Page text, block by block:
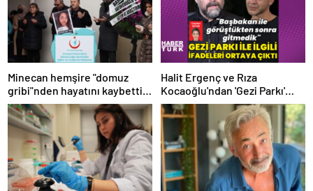
Minecan hemşire "domuz
gribi"nden hayatını kaybetti –
Haberler | Sağlık Haberleri
Halit Ergenç ve Rıza
Kocaoğlu'ndan 'Gezi Parkı'
ifadesi – Magazin haberleri